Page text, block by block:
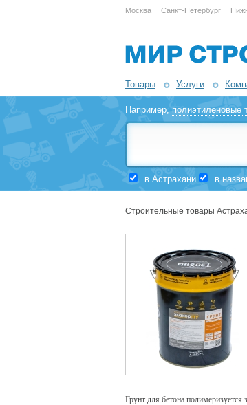
Москва Санкт-Петербург
Товары Услуги
Например,полиэтиленовые
в Астрахани в
Строительные товары
Грунт для бетона